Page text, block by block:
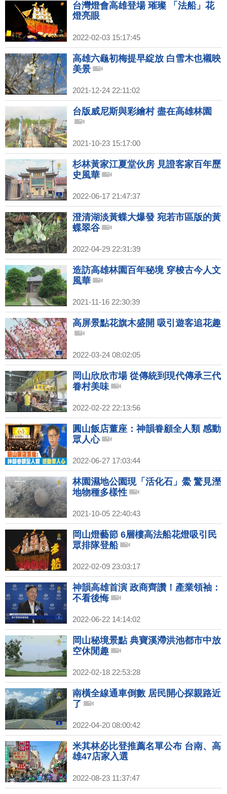
台灣燈會高雄登場 璀璨 「法船」花
燈亮眼
2022-02-03 15:17:45
高雄六龜初梅提早綻放 白雪木也襯映
美景
2021-12-24 22:11:02
台版威尼斯與彩繪村 盡在高雄林園
2021-10-23 15:17:00
杉林黃家江夏堂伙房 見證客家百年歷
史風華
2022-06-17 21:47:37
澄清湖淡黃蝶大爆發 宛若市區版的黃
蝶翠谷
2022-04-29 22:31:39
造訪高雄林園百年秘境 穿梭古今人文
風華
2021-11-16 22:30:39
高屏景點花旗木盛開 吸引遊客追花趣
2022-03-24 08:02:05
岡山欣欣市場 從傳統到現代傳承三代
眷村美味
2022-02-22 22:13:56
圓山飯店董座：神韻眷顧全人類 感動
眾人心
2022-06-27 17:03:44
林園濕地公園現「活化石」鱟 驚見溼
地物種多樣性
2021-10-05 22:40:43
岡山燈藝節 6層樓高法船花燈吸引民
眾排隊登船
2022-02-09 23:03:17
神韻高雄首演 政商齊讚！產業領袖：
不看後悔
2022-06-22 14:14:02
岡山秘境景點 典寶溪滯洪池都市中放
空休閒趣
2022-02-18 22:53:28
南橫全線通車倒數 居民開心探親路近
了
2022-04-20 08:00:42
米其林必比登推薦名單公布 台南、高
雄47店家入選
2022-08-23 11:37:47